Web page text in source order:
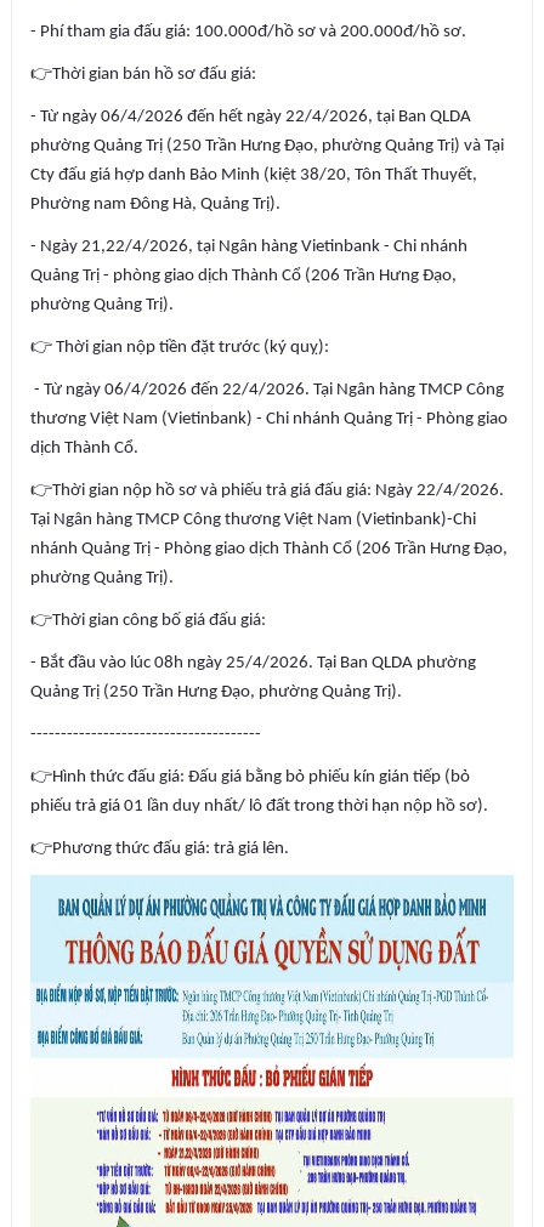
- Phí tham gia đấu giá: 100.000đ/hồ sơ và 200.000đ/hồ sơ.
👉Thời gian bán hồ sơ đấu giá:
- Từ ngày 06/4/2026 đến hết ngày 22/4/2026, tại Ban QLDA
phường Quảng Trị (250 Trần Hưng Đạo, phường Quảng Trị) và Tại
Cty đấu giá hợp danh Bảo Minh (kiệt 38/20, Tôn Thất Thuyết,
Phường nam Đông Hà, Quảng Trị).
- Ngày 21,22/4/2026, tại Ngân hàng Vietinbank - Chi nhánh
Quảng Trị - phòng giao dịch Thành Cổ (206 Trần Hưng Đạo,
phường Quảng Trị).
👉 Thời gian nộp tiền đặt trước (ký quỵ):
- Từ ngày 06/4/2026 đến 22/4/2026. Tại Ngân hàng TMCP Công
thương Việt Nam (Vietinbank) - Chi nhánh Quảng Trị - Phòng giao
dịch Thành Cổ.
👉Thời gian nộp hồ sơ và phiếu trả giá đấu giá: Ngày 22/4/2026.
Tại Ngân hàng TMCP Công thương Việt Nam (Vietinbank)-Chi
nhánh Quảng Trị - Phòng giao dịch Thành Cổ (206 Trần Hưng Đạo,
phường Quảng Trị).
👉Thời gian công bố giá đấu giá:
- Bắt đầu vào lúc 08h ngày 25/4/2026. Tại Ban QLDA phường
Quảng Trị (250 Trần Hưng Đạo, phường Quảng Trị).
--------------------------------------
👉Hình thức đấu giá: Đấu giá bằng bỏ phiếu kín gián tiếp (bỏ
phiếu trả giá 01 lần duy nhất/ lô đất trong thời hạn nộp hồ sơ).
👉Phương thức đấu giá: trả giá lên.